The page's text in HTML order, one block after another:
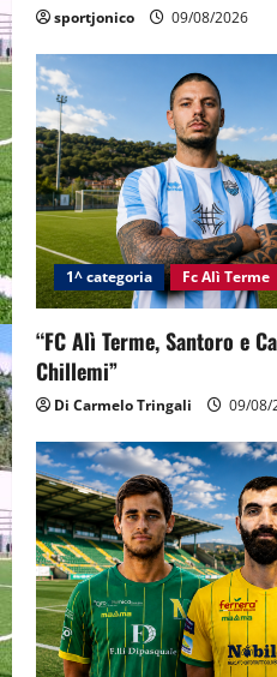
sportjonico 09/08/2026
1^ categoria Fc Alì Terme
“FC Alì Terme, Santoro e
Chillemi”
Di Carmelo Tringali 09/08/